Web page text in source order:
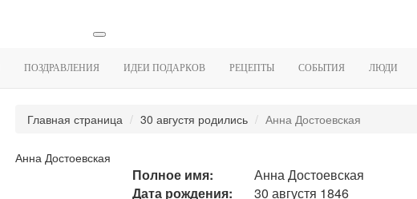
ПОЗДРАВЛЕНИЯ ИДЕИ ПОДАРКОВ РЕЦЕПТЫ СОБЫТИЯ ЛЮДИ
Главная страница 30 августя родились Анна Достоевская
Анна Достоевская
Полное имя:
Анна Достоевская
Дата рождения:
30 августя 1846